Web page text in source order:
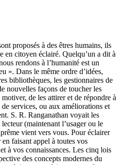
proposés à des êtres humains, ils
en citoyen éclairé. Quelqu’un a dit à
rendons à l’humanité est un
». Dans le même ordre d’idées,
bibliothèques, les gestionnaires de
nouvelles façons de toucher les
de les attirer et de répondre à
services, ou aux améliorations et
S. R. Ranganathan voyait les
(maintenant l’usager ou le
vient vers vous. Pour éclairer
faisant appel à toutes vos
à vos connaissances. Les cinq lois
des concepts modernes du